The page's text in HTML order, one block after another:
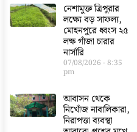
নেশামুক্ত ত্রিপুরার
লক্ষ্যে বড় সাফল্য,
মোহনপুরে ধ্বংস ২৫
লক্ষ গাঁজা চারার
নার্সারি
07/08/2026 8:35
pm
আবাসন থেকে
নিখোঁজ নাবালিকারা,
নিরাপত্তা ব্যবস্থা